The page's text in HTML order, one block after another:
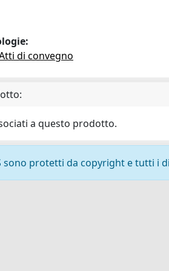
di convegno
a questo prodotto.
sono protetti da copyright e tutti i